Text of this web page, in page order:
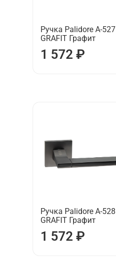
Ручка Palidore А-527
GRAFIT Графит
1 572 ₽
Ручка Palidore А-528
GRAFIT Графит
1 572 ₽